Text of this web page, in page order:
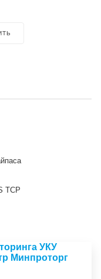
TCP
УКУ
Минпроторг